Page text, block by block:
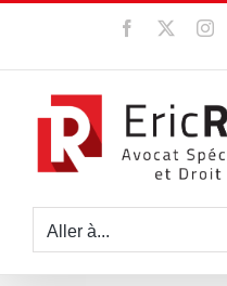
contenu
Facebook
Aller à...